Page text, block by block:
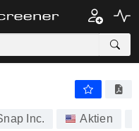
Inc. Aktien